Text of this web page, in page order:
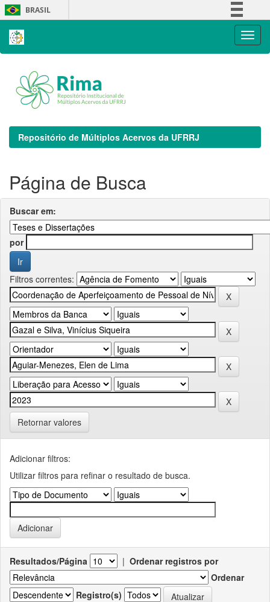
Skip
navigation
BRASIL
Repositório de Múltiplos Acervos da UFRRJ
Página de Busca
Buscar em:
por
Filtros correntes:
Retornar valores
Adicionar filtros:
Utilizar filtros para refinar o resultado de busca.
Resultados/Página | Ordenar registros por
Ordenar
Registro(s)